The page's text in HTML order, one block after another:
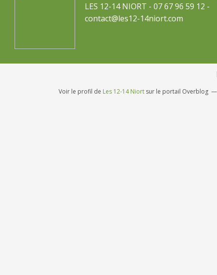
LES 12-14 NIORT - 07 67 96 59 12 -
contact@les12-14niort.com
Voir le profil de Les 12-14 Niort sur le portail Overblog